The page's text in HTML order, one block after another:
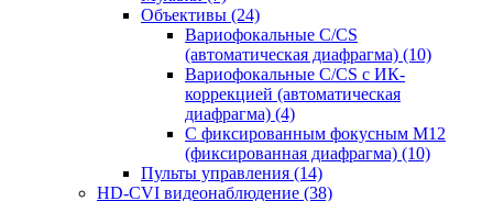
Объективы (24)
Вариофокальные C/CS
(автоматическая диафрагма) (10)
Вариофокальные C/CS с ИК-
коррекцией (автоматическая
диафрагма) (4)
С фиксированным фокусным М12
(фиксированная диафрагма) (10)
Пульты управления (14)
HD-CVI видеонаблюдение (38)